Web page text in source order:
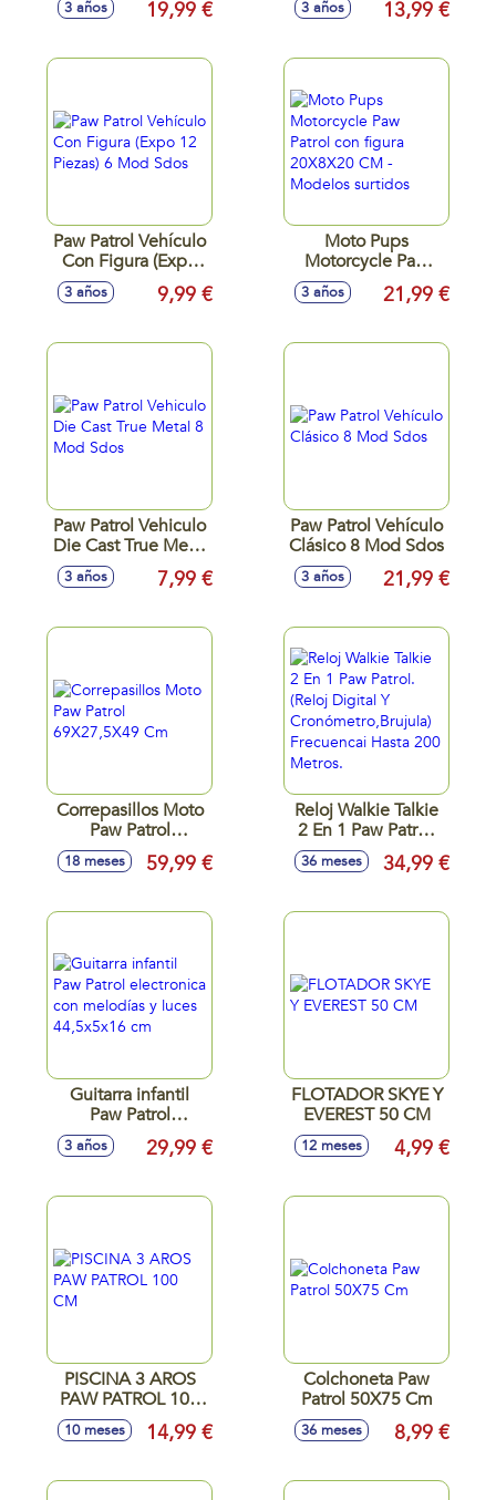
26x12x20 cm
3 años 19,99 € 3 años 13,99 €
Paw Patrol Vehículo
Con Figura (Expo
12 Piezas) 6 Mod
Sdos
3 años 9,99 €
Moto Pups
Motorcycle Paw
Patrol con figura
20X8X20 CM -
3 años 21,99 €
Paw Patrol Vehiculo
Die Cast True Metal
8 Mod Sdos
3 años 7,99 €
Paw Patrol Vehículo
Clásico 8 Mod Sdos
3 años 21,99 €
Correpasillos Moto
Paw Patrol
69X27,5X49 Cm
18 meses 59,99 €
Reloj Walkie Talkie
2 En 1 Paw Patrol.
(Reloj Digital Y
Cronómetro,Brujula)
200 Metros.
36 meses 34,99 €
Guitarra infantil
Paw Patrol
electronica con
melodías y luces
3 años 29,99 €
FLOTADOR SKYE Y
EVEREST 50 CM
12 meses 4,99 €
PISCINA 3 AROS
PAW PATROL 100
CM
10 meses 14,99 €
Colchoneta Paw
Patrol 50X75 Cm
36 meses 8,99 €